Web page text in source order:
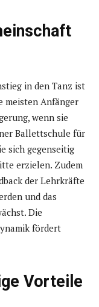
in den Tanz ist
meisten Anfänger
wenn sie
Ballettschule für
sich gegenseitig
erzielen. Zudem
der Lehrkräfte
und das
Die
fördert
Vorteile